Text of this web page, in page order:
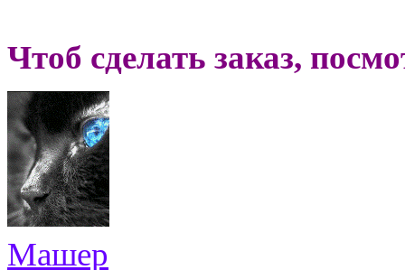
Чтоб сделать заказ,
Машер